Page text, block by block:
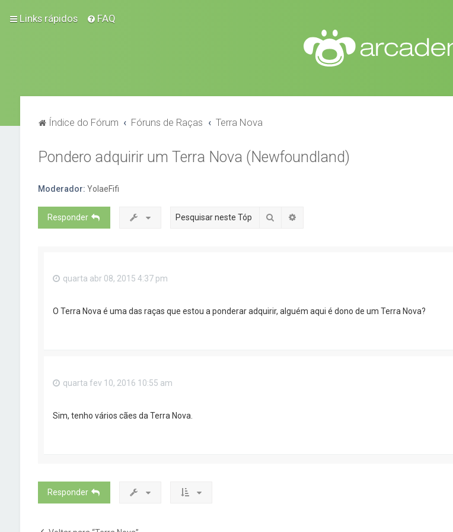
Links rápidos FAQ
Índice do Fórum Fóruns de Raças Terra Nova
Pondero adquirir um Terra Nova (Newfoundland)
Moderador: YolaeFifi
Responder Pesquisar
quarta abr 08, 2015 4:37 pm
O Terra Nova é uma das raças que estou a ponderar adquirir, alguém aqui é dono de um Terra Nova?
quarta fev 10, 2016 10:55 am
Sim, tenho vários cães da Terra Nova.
Responder